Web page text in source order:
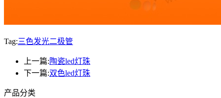
Tag:三色发光二极管
上一篇:陶瓷led灯珠
下一篇:双色led灯珠
产品分类